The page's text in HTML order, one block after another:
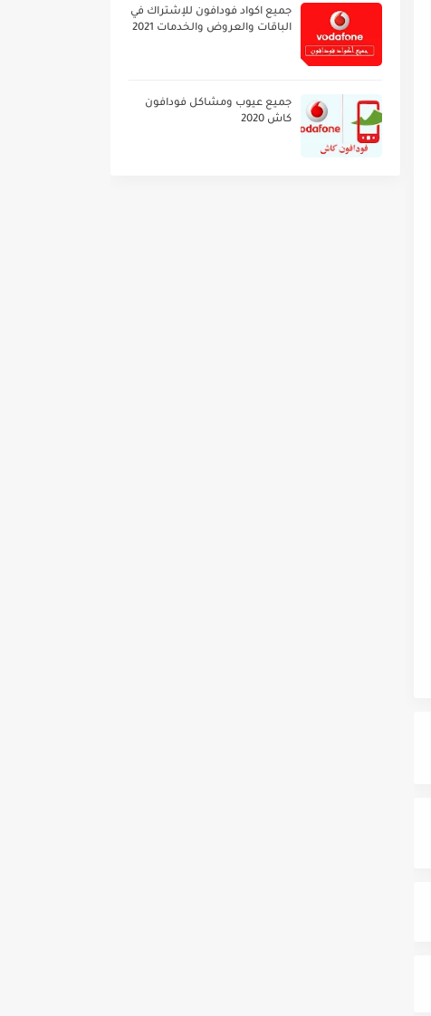
جميع اكواد فودافون للإشتراك في
الباقات والعروض والخدمات 2021
جميع عيوب ومشاكل فودافون
كاش 2020